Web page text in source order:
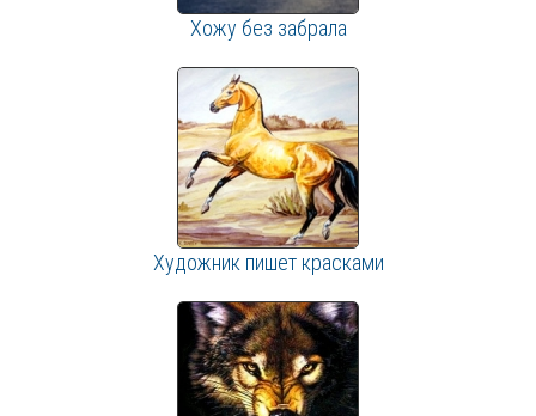
Хожу без забрала
Художник пишет красками